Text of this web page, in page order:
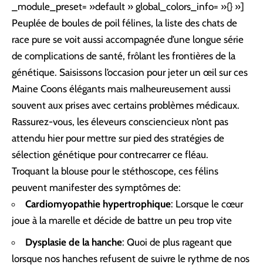
_module_preset= »default » global_colors_info= »{} »]
Peuplée de boules de poil félines, la liste des chats de
race pure se voit aussi accompagnée d’une longue série
de complications de santé, frôlant les frontières de la
génétique. Saisissons l’occasion pour jeter un œil sur ces
Maine Coons élégants mais malheureusement aussi
souvent aux prises avec certains problèmes médicaux.
Rassurez-vous, les éleveurs consciencieux n’ont pas
attendu hier pour mettre sur pied des stratégies de
sélection génétique pour contrecarrer ce fléau.
Troquant la blouse pour le stéthoscope, ces félins
peuvent manifester des symptômes de:
Cardiomyopathie hypertrophique: Lorsque le cœur
joue à la marelle et décide de battre un peu trop vite
Dysplasie de la hanche: Quoi de plus rageant que
lorsque nos hanches refusent de suivre le rythme de nos